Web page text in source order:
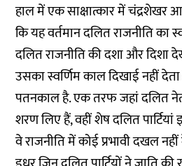
हाल में एक साक्षात्कार में चंद्रशेखर
कि यह वर्तमान दलित राजनीति
दलित राजनीति की दशा और दिशा
उसका स्वर्णिम काल दिखाई नहीं
पतनकाल है. एक तरफ जहां दलित नेता
शरण लिए हैं, वहीं शेष दलित
वे राजनीति में कोई प्रभावी दखल नहीं